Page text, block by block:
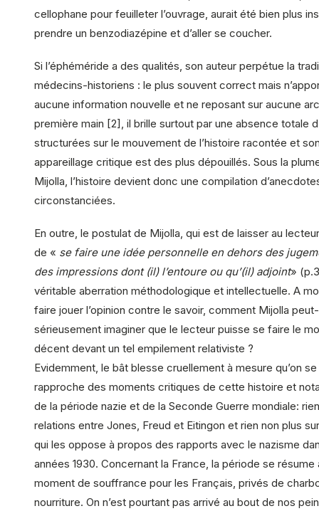
cellophane pour feuilleter l’ouvrage, aurait été bien plus
prendre un benzodiazépine et d’aller se coucher.
Si l’éphéméride a des qualités, son auteur perpétue la
médecins-historiens : le plus souvent correct mais
aucune information nouvelle et ne reposant sur aucune
première main [2], il brille surtout par une absence totale
structurées sur le mouvement de l’histoire racontée et
appareillage critique est des plus dépouillés. Sous la
Mijolla, l’histoire devient donc une compilation
circonstanciées.
En outre, le postulat de Mijolla, qui est de laisser au
de « se faire une idée personnelle en dehors des
des impressions dont (il) l’entoure ou qu’(il) adjoint»
véritable aberration méthodologique et intellectuelle. A
faire jouer l’opinion contre le savoir, comment Mijolla
sérieusement imaginer que le lecteur puisse se faire le
décent devant un tel empilement relativiste ?
Evidemment, le bât blesse cruellement à mesure qu’on se
rapproche des moments critiques de cette histoire et
de la période nazie et de la Seconde Guerre mondiale:
relations entre Jones, Freud et Eitingon et rien non plus
qui les oppose à propos des rapports avec le nazisme
années 1930. Concernant la France, la période se résume
moment de souffrance pour les Français, privés de
nourriture. On n’est pourtant pas arrivé au bout de nos